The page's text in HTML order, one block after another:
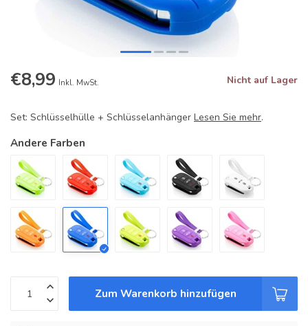
€8,99 Inkl. MwSt. Nicht auf Lager
Set: Schlüsselhülle + Schlüsselanhänger Lesen Sie mehr.
Andere Farben
Zum Warenkorb hinzufügen